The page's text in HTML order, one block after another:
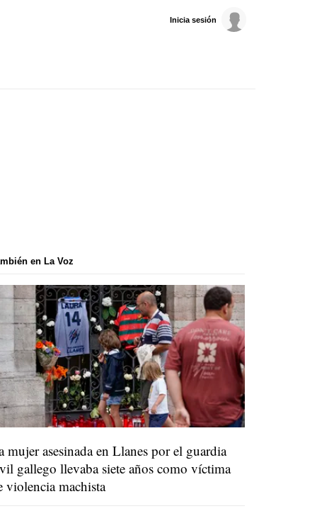
Inicia sesión
en La Voz
mujer asesinada en Llanes por el guardia
gallego llevaba siete años como víctima
violencia machista